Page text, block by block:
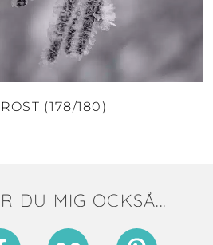
(178/180)
DU MIG OCKSÅ...